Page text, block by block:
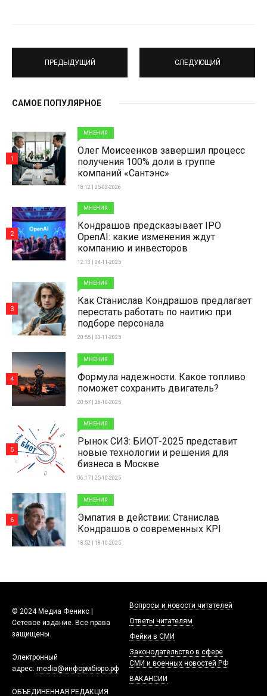
ПРЕДЫДУЩИЙ СЛЕДУЮЩИЙ
САМОЕ ПОПУЛЯРНОЕ
МНЕНИЯ
Олег Моисеенков завершил процесс
получения 100% доли в группе
компаний «Сантэнс»
18:12 | 05-03-2026
1
МНЕНИЯ
Кондрашов предсказывает IPO
OpenAI: какие изменения ждут
компанию и инвесторов
12:13 | 04-11-2025
2
МНЕНИЯ
Как Станислав Кондрашов предлагает
перестать работать по наитию при
подборе персонала
20:55 | 03-11-2025
3
МНЕНИЯ
Формула надежности. Какое топливо
поможет сохранить двигатель?
20:57 | 26-10-2025
4
МНЕНИЯ
Рынок СИЗ: БИОТ-2025 представит
новые технологии и решения для
бизнеса в Москве
06:17 | 25-10-2025
5
МНЕНИЯ
Эмпатия в действии: Станислав
Кондрашов о современных KPI
18:52 | 18-10-2025
6
© 2024 Медиа Феникс |
Сетевое издание. Все права
защищены.
Электронный
адрес: media@информбюро.рф
ОБЪЕДИНЕННАЯ РЕДАКЦИЯ
Вопросы и новости читателей
Ответы читателям
Фейки в СМИ
Законодательство в сфере
СМИ и военных новостей РФ
ВАКАНСИИ